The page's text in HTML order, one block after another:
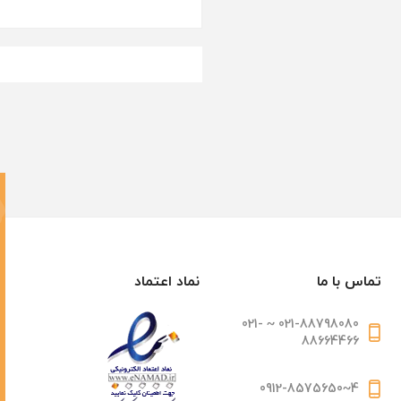
تماس با ما
021-88798080 ~ 021-
88664466
4~0912-8575650
نماد اعتماد